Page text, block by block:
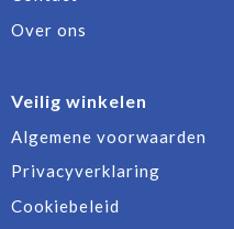
Over ons
Veilig winkelen
Algemene voorwaarden
Privacyverklaring
Cookiebeleid